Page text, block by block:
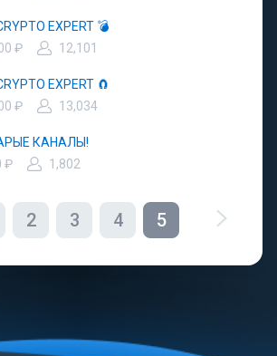
EXPERT 💣
₽
12,101
EXPERT 🧲
₽
13,034
КАНАЛЫ!
₽
1,802
2 3 4 5